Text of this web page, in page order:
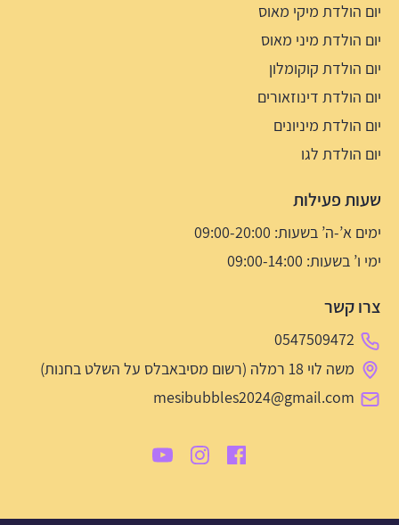
יום הולדת מיקי מאוס
יום הולדת מיני מאוס
יום הולדת קוקומלון
יום הולדת דינוזאורים
יום הולדת מיניונים
יום הולדת לגו
שעות פעילות
ימים א’-ה’ בשעות: 09:00-20:00
ימי ו’ בשעות: 09:00-14:00
צרו קשר
0547509472
משה לוי 18 רמלה (רשום מסיבאבלס על השלט בחנות)
mesibubbles2024@gmail.com